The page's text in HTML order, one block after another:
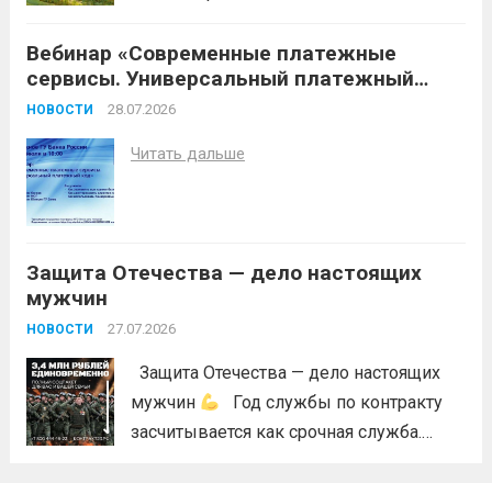
воздуха, отсутствие осадков,
порывистый ветер), в целях
недопущения ухудшения лесопожарной
возникновений чрезвычайных
Вебинар «Современные платежные
сервисы. Универсальный платежный
код»
НОВОСТИ 28.07.2026
Читать дальше
Защита Отечества — дело настоящих
мужчин
НОВОСТИ 27.07.2026
Защита Отечества — дело настоящих
мужчин
Год службы по контракту
засчитывается как срочная служба.